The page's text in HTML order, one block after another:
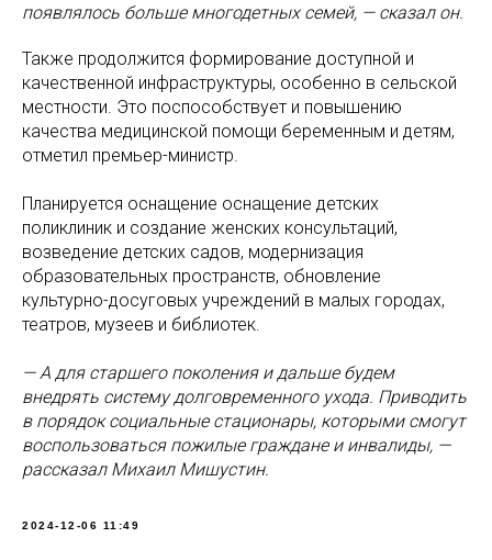
появлялось больше многодетных семей, — сказал он.
Также продолжится формирование доступной и
качественной инфраструктуры, особенно в сельской
местности. Это поспособствует и повышению
качества медицинской помощи беременным и детям,
отметил премьер-министр.
Планируется оснащение оснащение детских
поликлиник и создание женских консультаций,
возведение детских садов, модернизация
образовательных пространств, обновление
культурно-досуговых учреждений в малых городах,
театров, музеев и библиотек.
— А для старшего поколения и дальше будем
внедрять систему долговременного ухода. Приводить
в порядок социальные стационары, которыми смогут
воспользоваться пожилые граждане и инвалиды, —
рассказал Михаил Мишустин.
2024-12-06 11:49